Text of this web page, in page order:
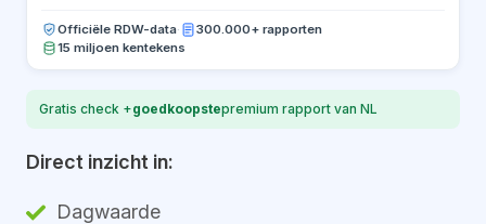
Officiële RDW-data·
300.000+ rapporten
15 miljoen kentekens
Gratis check +goedkoopstepremium rapport van NL
Direct inzicht in:
Dagwaarde